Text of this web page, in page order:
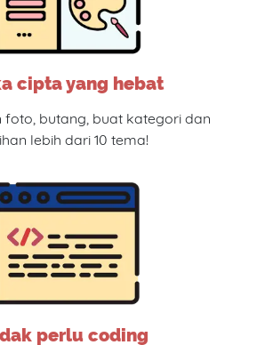
cipta yang hebat
foto, butang, buat kategori dan
lebih dari 10 tema!
perlu coding